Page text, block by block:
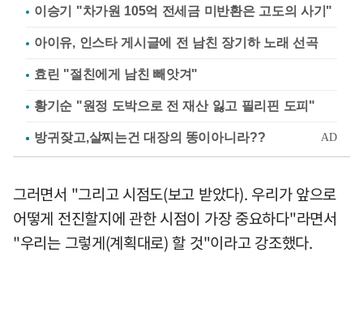
이승기 "차가원 105억 전세금 미반환은 고도의 사기"
아이유, 인스타 게시글에 전 남친 장기하 노래 선곡
효린 "절친에게 남친 빼앗겨"
황기순 "원정 도박으로 전 재산 잃고 필리핀 도피"
그러면서 "그리고 시점도(보고 받았다). 우리가 앞으로
어떻게 전진할지에 관한 시점이 가장 중요하다"라면서
"우리는 그렇게(계획대로) 할 것"이라고 강조했다.